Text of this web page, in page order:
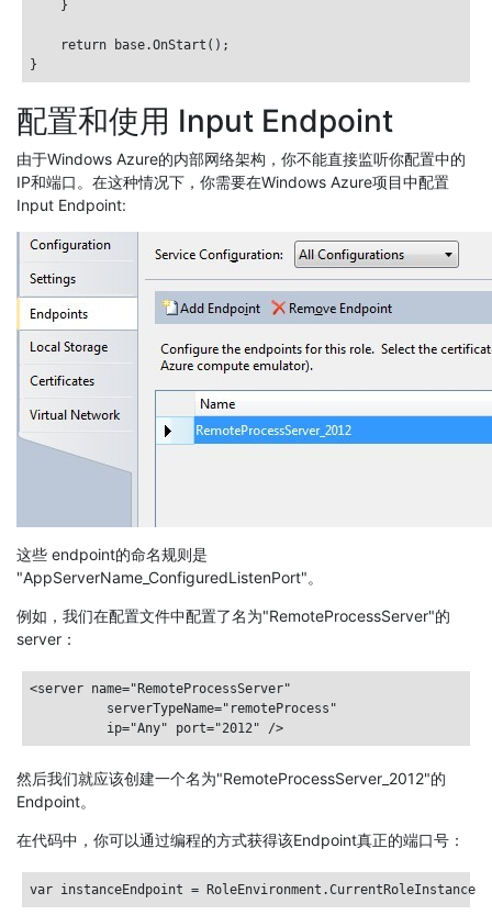
    }
    return base.OnStart();
配置和使用 Input Endpoint
由于Windows Azure的内部网络架构，你不能直接监听你配置中的
IP和端口。在这种情况下，你需要在Windows Azure项目中配置
Input Endpoint:
这些 endpoint的命名规则是
"AppServerName_ConfiguredListenPort"。
例如，我们在配置文件中配置了名为"RemoteProcessServer"的
server：
<server name="RemoteProcessServer"
          serverTypeName="remoteProcess"
然后我们就应该创建一个名为"RemoteProcessServer_2012"的
Endpoint。
在代码中，你可以通过编程的方式获得该Endpoint真正的端口号：